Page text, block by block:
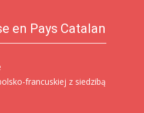
en Pays Catalan
francuskiej z siedzibą